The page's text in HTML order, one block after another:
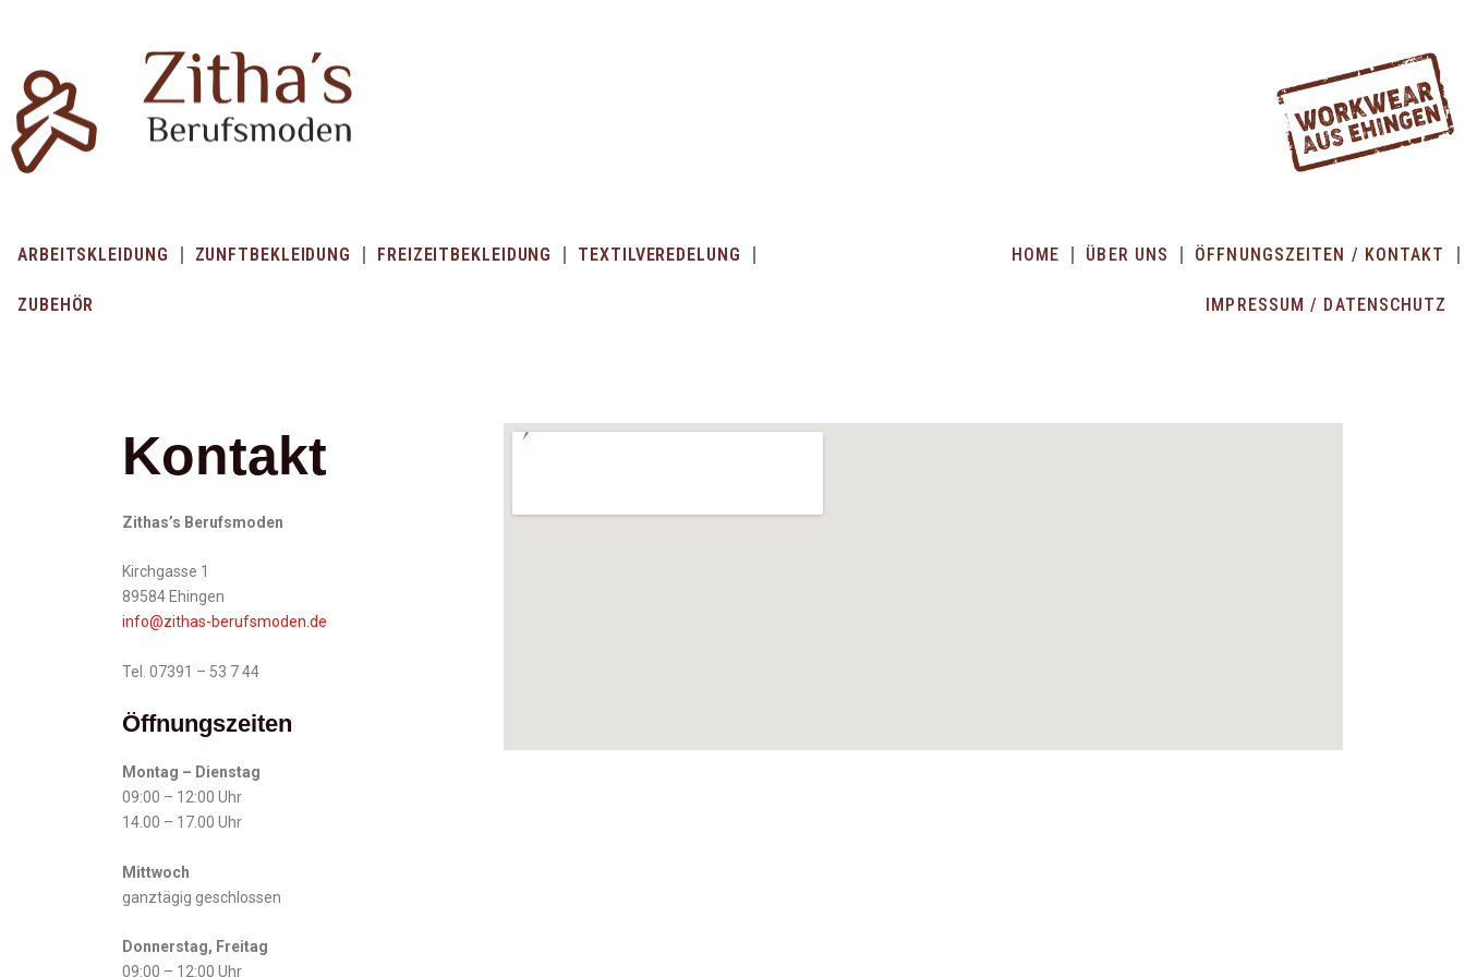
springen
ARBEITSKLEIDUNG ZUNFTBEKLEIDUNG FREIZEITBEKLEIDUNG TEXTILVEREDELUNG
ZUBEHÖR
HOME ÜBER UNS ÖFFNUNGSZEITEN / KONTAKT
IMPRESSUM / DATENSCHUTZ
Kontakt
Zithas’s Berufsmoden
Kirchgasse 1
89584 Ehingen
info@zithas-berufsmoden.de
Tel. 07391 – 53 7 44
Öffnungszeiten
Montag – Dienstag
09:00 – 12:00 Uhr
14.00 – 17.00 Uhr
Mittwoch
ganztägig geschlossen
Donnerstag, Freitag
09:00 – 12:00 Uhr